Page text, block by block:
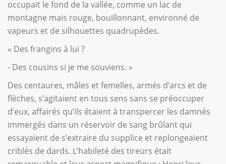
occupait le fond de la vallée, comme un lac de
montagne mais rouge, bouillonnant, environné de
vapeurs et de silhouettes quadrupèdes.
« Des frangins à lui ?
- Des cousins si je me souviens. »
Des centaures, mâles et femelles, armés d’arcs et de
flèches, s’agitaient en tous sens sans se préoccuper
d’eux, affairés qu’ils étaient à transpercer les damnés
immergés dans un réservoir de sang brûlant qui
essayaient de s’extraire du supplice et replongeaient
criblés de dards. L’habileté des tireurs était